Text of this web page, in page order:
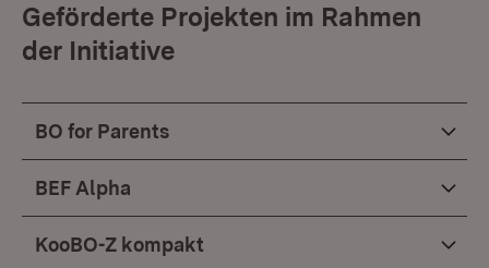
Geförderte Projekten im Rahmen
der Initiative
BO for Parents
BEF Alpha
KooBO-Z kompakt